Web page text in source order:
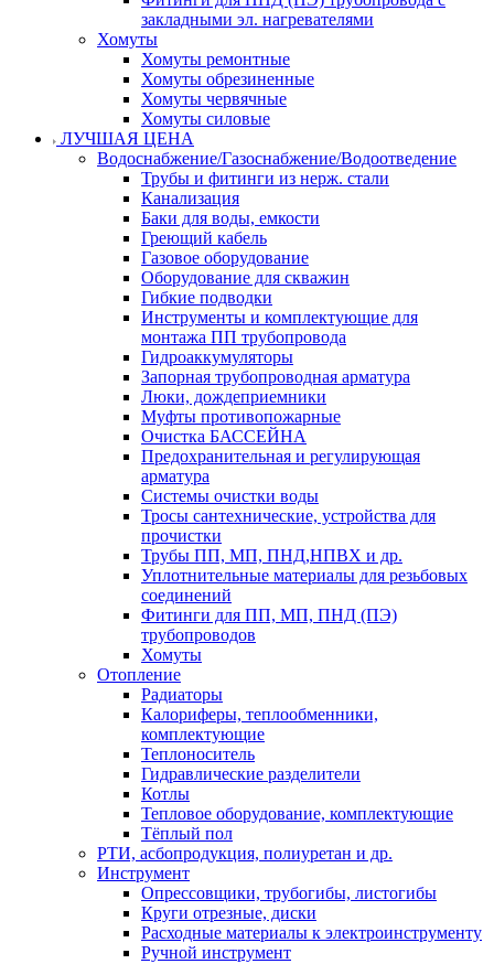
закладными эл. нагревателями
Хомуты
Хомуты ремонтные
Хомуты обрезиненные
Хомуты червячные
Хомуты силовые
ЛУЧШАЯ ЦЕНА
Водоснабжение/Газоснабжение/Водоотведение
Трубы и фитинги из нерж. стали
Канализация
Баки для воды, емкости
Греющий кабель
Газовое оборудование
Оборудование для скважин
Гибкие подводки
Инструменты и комплектующие для
монтажа ПП трубопровода
Гидроаккумуляторы
Запорная трубопроводная арматура
Люки, дождеприемники
Муфты противопожарные
Очистка БАССЕЙНА
Предохранительная и регулирующая
арматура
Системы очистки воды
Тросы сантехнические, устройства для
прочистки
Трубы ПП, МП, ПНД,НПВХ и др.
Уплотнительные материалы для резьбовых
соединений
Фитинги для ПП, МП, ПНД (ПЭ)
трубопроводов
Хомуты
Отопление
Радиаторы
Калориферы, теплообменники,
комплектующие
Теплоноситель
Гидравлические разделители
Котлы
Тепловое оборудование, комплектующие
Тёплый пол
РТИ, асбопродукция, полиуретан и др.
Инструмент
Опрессовщики, трубогибы, листогибы
Круги отрезные, диски
Расходные материалы к электроинструменту
Ручной инструмент